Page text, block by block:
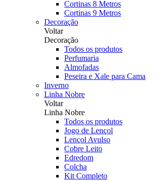
Cortinas 8 Metros
Cortinas 9 Metros
Decoração
Voltar
Decoração
Todos os produtos
Perfumaria
Almofadas
Peseira e Xale para Cama
Inverno
Linha Nobre
Voltar
Linha Nobre
Todos os produtos
Jogo de Lençol
Lençol Avulso
Cobre Leito
Edredom
Colcha
Kit Completo